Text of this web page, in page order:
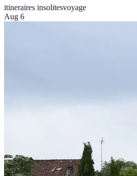
itineraires insolitesvoyage
Aug 6